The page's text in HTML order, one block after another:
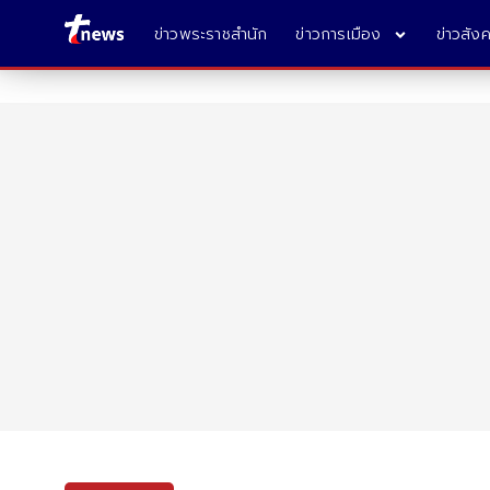
ข่าวพระราชสำนัก ข่าวการเมือง ข่าวสัง